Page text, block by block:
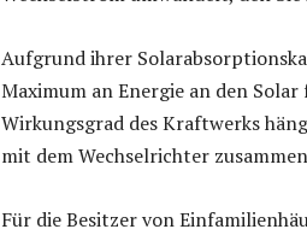
Aufgrund ihrer
Maximum an Energie an den
Wirkungsgrad des Kraftwerks
mit dem Wechselrichter
Für die Besitzer von